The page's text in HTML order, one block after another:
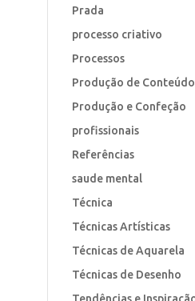
Prada
processo criativo
Processos
Produção de Conteúdo
Produção e Confeção
profissionais
Referências
saude mental
Técnica
Técnicas Artísticas
Técnicas de Aquarela
Técnicas de Desenho